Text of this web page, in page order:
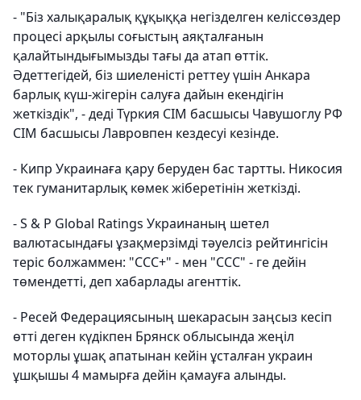
- "Біз халықаралық құқыққа негізделген келіссөздер
процесі арқылы соғыстың аяқталғанын
қалайтындығымызды тағы да атап өттік.
Әдеттегідей, біз шиеленісті реттеу үшін Анкара
барлық күш-жігерін салуға дайын екендігін
жеткіздік", - деді Түркия СІМ басшысы Чавушоглу РФ
СІМ басшысы Лавровпен кездесуі кезінде.
- Кипр Украинаға қару беруден бас тартты. Никосия
тек гуманитарлық көмек жіберетінін жеткізді.
- S & P Global Ratings Украинаның шетел
валютасындағы ұзақмерзімді тәуелсіз рейтингісін
теріс болжаммен: "CCC+" - мен "CCC" - ге дейін
төмендетті, деп хабарлады агенттік.
- Ресей Федерациясының шекарасын заңсыз кесіп
өтті деген күдікпен Брянск облысында жеңіл
моторлы ұшақ апатынан кейін ұсталған украин
ұшқышы 4 мамырға дейін қамауға алынды.